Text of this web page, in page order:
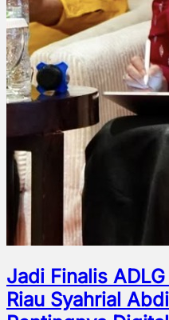
Jadi Finalis
Riau Syahrial